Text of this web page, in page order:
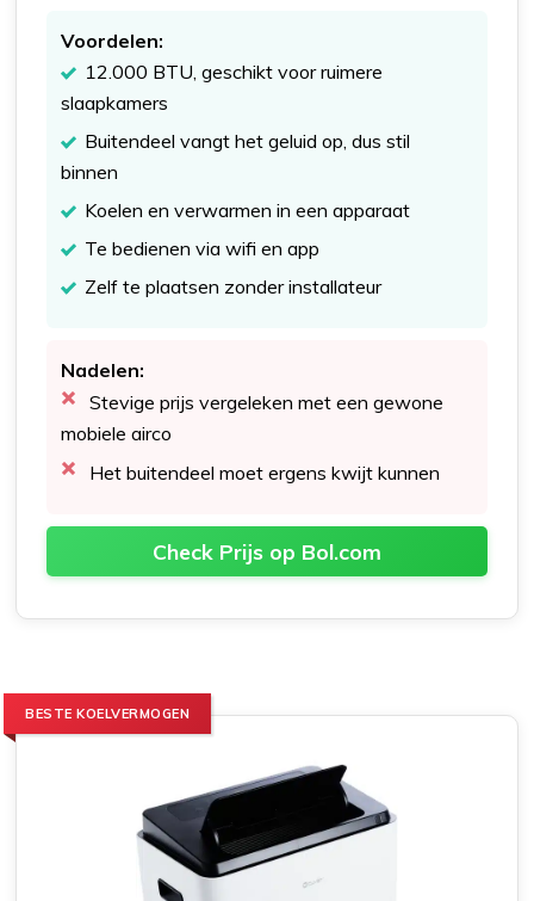
Voordelen:
12.000 BTU, geschikt voor ruimere
slaapkamers
Buitendeel vangt het geluid op, dus stil
binnen
Koelen en verwarmen in een apparaat
Te bedienen via wifi en app
Zelf te plaatsen zonder installateur
Nadelen:
Stevige prijs vergeleken met een gewone
mobiele airco
Het buitendeel moet ergens kwijt kunnen
Check Prijs op Bol.com
BESTE KOELVERMOGEN